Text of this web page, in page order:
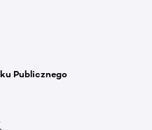
Publicznego